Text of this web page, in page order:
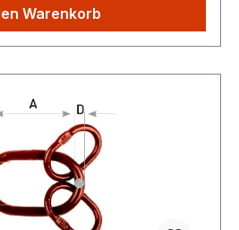
Sie zahlen nur einmalig
Warenkorb